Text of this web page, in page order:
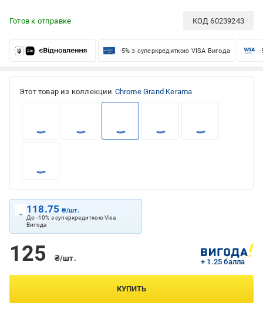
Готов к отправке КОД60239243
-5% з суперкредиткою VISA Вигода -
Этот товар из коллекции Chrome Grand Kerama
118.75₴/шт.
До -10% з суперкредиткою Visa
Вигода
125 ₴/шт. + 1.25 балла
КУПИТЬ